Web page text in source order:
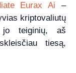
Eurax Ai –
kriptovaliutų
jo teiginių, aš
tiesą,